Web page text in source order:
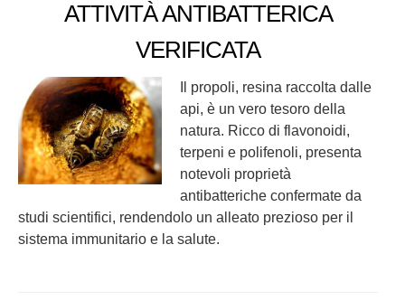
ATTIVITÀ ANTIBATTERICA
VERIFICATA
Il propoli, resina raccolta dalle
api, è un vero tesoro della
natura. Ricco di flavonoidi,
terpeni e polifenoli, presenta
notevoli proprietà
antibatteriche confermate da
studi scientifici, rendendolo un alleato prezioso per il
sistema immunitario e la salute.